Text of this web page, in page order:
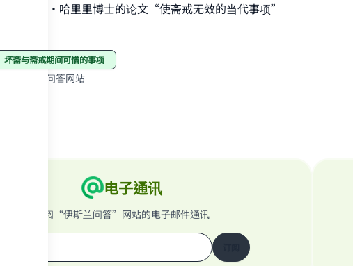
页艾哈迈德•哈里里博士的论文“使斋戒无效的当代事项”
坏斋与斋戒期间可憎的事项
伊斯兰问答网站
电子通讯
订阅“伊斯兰问答”网站的电子邮件通讯
Your support is crucial for our mission.
"A person who leads others to doing what is good will